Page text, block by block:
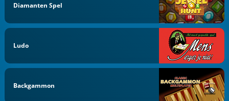
Diamanten Spel
Ludo
Backgammon